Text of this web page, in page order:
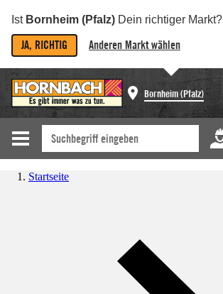
Ist Bornheim (Pfalz) Dein richtiger Markt?
JA, RICHTIG Anderen Markt wählen
Bornheim (Pfalz)
Startseite